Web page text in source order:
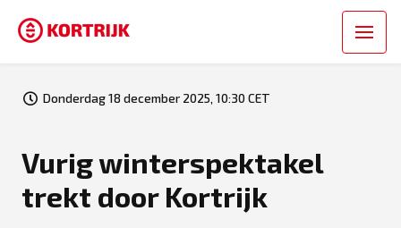
Donderdag 18 december 2025, 10:30 CET
Vurig winterspektakel
trekt door Kortrijk